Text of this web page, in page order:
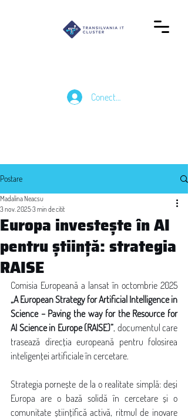
Conectează-te
Postare
Europa investește în AI
pentru știință: strategia
RAISE
Madalina Neacsu
3 nov. 20253 min de citit
„A European Strategy for Artificial Intelligence in
Science – Paving the way for the Resource for
AI Science in Europe (RAISE)”, documentul care
trasează direcția europeană pentru folosirea
inteligenței artificiale în cercetare.
Strategia pornește de la o realitate simplă: deși
Europa are o bază solidă în cercetare și o
comunitate științifică activă, ritmul de inovare